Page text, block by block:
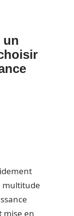
un
multitude
mise en